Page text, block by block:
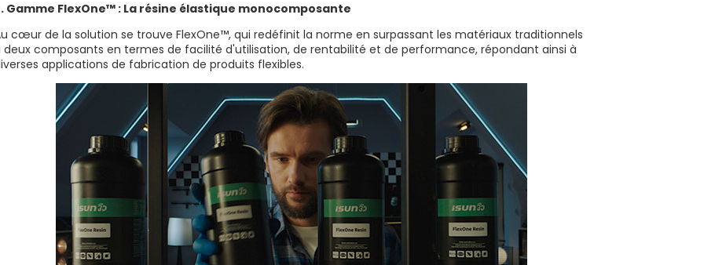
Gamme FlexOne™ : La résine élastique monocomposante
cœur de la solution se trouve FlexOne™, qui redéfinit la norme en surpassant les matériaux traditionnels
deux composants en termes de facilité d'utilisation, de rentabilité et de performance, répondant ainsi à
applications de fabrication de produits flexibles.